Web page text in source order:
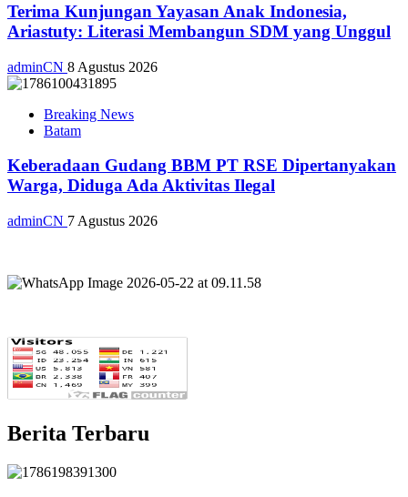
Terima Kunjungan Yayasan Anak Indonesia,
Ariastuty: Literasi Membangun SDM yang Unggul
adminCN 8 Agustus 2026
Breaking News
Batam
Keberadaan Gudang BBM PT RSE Dipertanyakan
Warga, Diduga Ada Aktivitas Ilegal
adminCN 7 Agustus 2026
Berita Terbaru